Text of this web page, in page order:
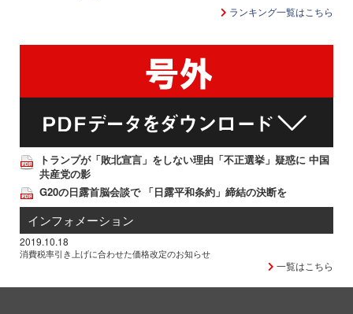
ランキング一覧はこちら
トランプが「敗北宣言」をしない理由「不正選挙」疑惑に 中国
共産党の影
G20の日露首脳会談で 「日露平和条約」締結の決断を
インフォメーション
2019.10.18
消費税率引き上げに合わせた価格改定のお知らせ
一覧はこちら